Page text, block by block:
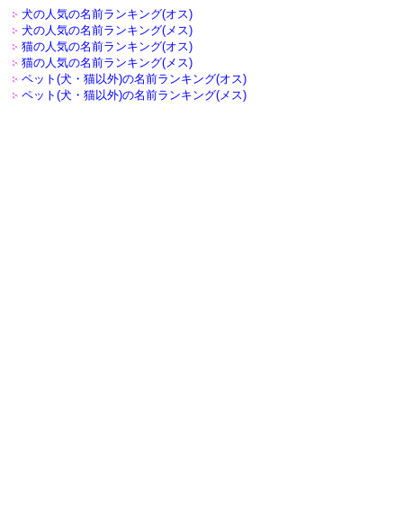
犬の人気の名前ランキング(オス)
犬の人気の名前ランキング(メス)
猫の人気の名前ランキング(オス)
猫の人気の名前ランキング(メス)
ペット(犬・猫以外)の名前ランキング(オス)
ペット(犬・猫以外)の名前ランキング(メス)